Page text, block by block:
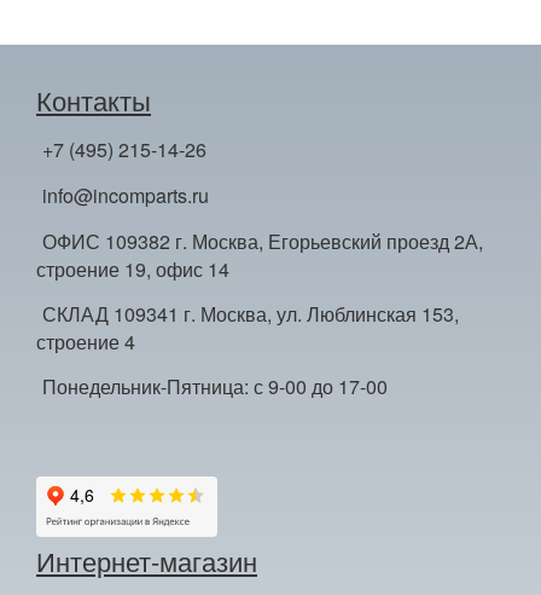
Контакты
+7 (495) 215-14-26
info@incomparts.ru
ОФИС 109382 г. Москва, Егорьевский проезд 2А,
строение 19, офис 14
СКЛАД 109341 г. Москва, ул. Люблинская 153,
строение 4
Понедельник-Пятница: с 9-00 до 17-00
Интернет-магазин